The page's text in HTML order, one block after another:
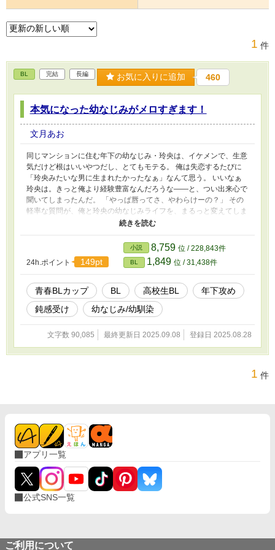
1 件
BL 完結 長編 お気に入りに追加 460
本気になった幼なじみがメロすぎます！
文月あお
同じマンションに住む年下の幼なじみ・玲央は、イケメンで、生意
気だけど根はいいやつだし、とてもモテる。 俺は失恋するたびに
「玲央みたいな男に生まれたかったなぁ」なんて思う。 いいなぁ
玲央は。きっと俺より経験豊富なんだろうな――と、つい出来心で
聞いてしまったんだ。 「やっぱ唇ってさ、やわらけーの？」 その
軽率な質問が、俺と玲央の幼なじみライフを、まるっと変えてしま
った。 「忘れないでよ、今日のこと」 「唯くんは俺の隣しかだめ
なじみで。男同士で。生まれたときからずっと一緒で。 俺の恋の
相手は女の子のはずだし、玲央の恋の相手は、もっと素敵な人であ
るはずなのに。 「素数でも数えてなきゃ、俺はふつーにこうなん
だよ、唯くんといたら」 そんな必死な顔で迫ってくんなよ……メ
ロすぎんだろーが……！ 【攻め】倉田玲央（高一）×【受け】五十
嵐唯（高三）
24h.ポイント 149pt
小説 8,759 位 / 228,843件
BL 1,849 位 / 31,438件
青春BLカップ​ BL 高校生BL
年下攻め
鈍感受け
幼なじみ/幼馴染
文字数 90,085 最終更新日 2025.09.08 登録日 2025.08.28
1 件
アプリ一覧
公式SNS一覧
ご利用について